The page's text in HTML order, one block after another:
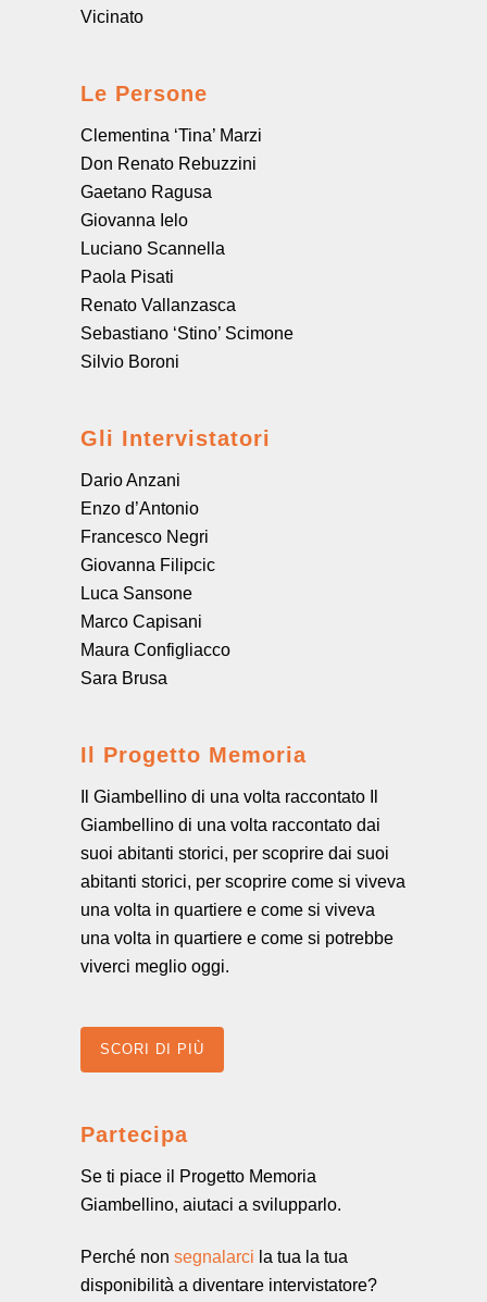
Vicinato
Le Persone
Clementina ‘Tina’ Marzi
Don Renato Rebuzzini
Gaetano Ragusa
Giovanna Ielo
Luciano Scannella
Paola Pisati
Renato Vallanzasca
Sebastiano ‘Stino’ Scimone
Silvio Boroni
Gli Intervistatori
Dario Anzani
Enzo d’Antonio
Francesco Negri
Giovanna Filipcic
Luca Sansone
Marco Capisani
Maura Configliacco
Sara Brusa
Il Progetto Memoria
Il Giambellino di una volta raccontato Il
Giambellino di una volta raccontato dai
suoi abitanti storici, per scoprire dai suoi
abitanti storici, per scoprire come si viveva
una volta in quartiere e come si viveva
una volta in quartiere e come si potrebbe
viverci meglio oggi.
SCORI DI PIÙ
Partecipa
Se ti piace il Progetto Memoria
Giambellino, aiutaci a svilupparlo.
Perché non segnalarci la tua la tua
disponibilità a diventare intervistatore?